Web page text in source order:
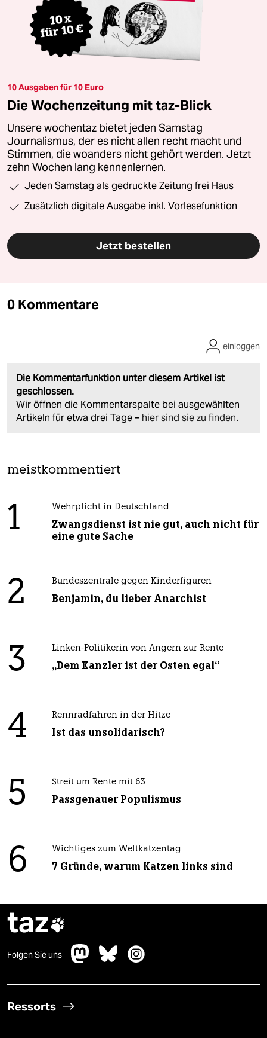
10 Ausgaben für 10 Euro
Die Wochenzeitung mit taz-Blick
Unsere wochentaz bietet jeden Samstag
Journalismus, der es nicht allen recht macht und
Stimmen, die woanders nicht gehört werden. Jetzt
zehn Wochen lang kennenlernen.
Jeden Samstag als gedruckte Zeitung frei Haus
Zusätzlich digitale Ausgabe inkl. Vorlesefunktion
Jetzt bestellen
0 Kommentare
Die Kommentarfunktion unter diesem Artikel ist
geschlossen.
Wir öffnen die Kommentarspalte bei ausgewählten
Artikeln für etwa drei Tage – hier sind sie zu finden.
einloggen
meistkommentiert
1 Wehrplicht in Deutschland
Zwangsdienst ist nie gut, auch nicht für
eine gute Sache
2 Bundeszentrale gegen Kinderfiguren
Benjamin, du lieber Anarchist
3 Linken-Politikerin von Angern zur Rente
„Dem Kanzler ist der Osten egal“
4 Rennradfahren in der Hitze
Ist das unsolidarisch?
5 Streit um Rente mit 63
Passgenauer Populismus
6 Wichtiges zum Weltkatzentag
7 Gründe, warum Katzen links sind
taz
Folgen Sie uns
Ressorts